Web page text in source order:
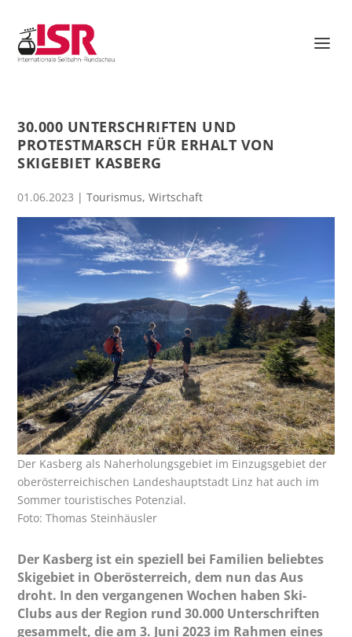
30.000 UNTERSCHRIFTEN UND
PROTESTMARSCH FÜR ERHALT VON
SKIGEBIET KASBERG
01.06.2023 |Tourismus,Wirtschaft
Der Kasberg als Naherholungsgebiet im Einzugsgebiet der
oberösterreichischen Landeshauptstadt Linz hat auch im
Sommer touristisches Potenzial.
Foto: Thomas Steinhäusler
Der Kasberg ist ein speziell bei Familien beliebtes
Skigebiet in Oberösterreich, dem nun das Aus
droht. In den vergangenen Wochen haben Ski-
Clubs aus der Region rund 30.000 Unterschriften
gesammelt, die am 3. Juni 2023 im Rahmen eines